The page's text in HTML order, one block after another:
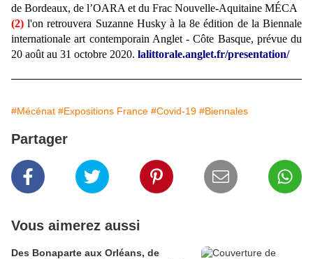
de Bordeaux, de l’OARA et du Frac Nouvelle-Aquitaine MÉCA
(2) l'on retrouvera Suzanne Husky à la 8e édition de la Biennale
internationale art contemporain Anglet - Côte Basque, prévue du
20 août au 31 octobre 2020. lalittorale.anglet.fr/presentation/
#Mécénat #Expositions France #Covid-19 #Biennales
Partager
Vous aimerez aussi
Des Bonaparte aux Orléans, de